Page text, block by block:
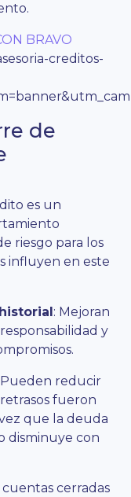
BRAVO
creditos-
de
es un
riesgo para los
influyen en este
: Mejoran
y
Pueden reducir
fueron
que la deuda
disminuye con
cuentas cerradas